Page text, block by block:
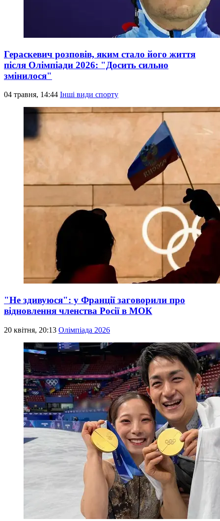
Гераскевич розповів, яким стало його життя
після Олімпіади 2026: "Досить сильно
змінилося"
04 травня, 14:44 Інші види спорту
"Не здивуюся": у Франції заговорили про
відновлення членства Росії в МОК
20 квітня, 20:13 Олімпіада 2026